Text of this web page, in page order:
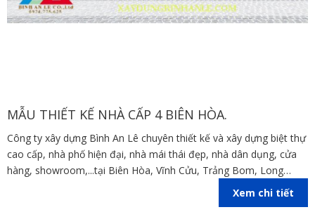
MẪU THIẾT KẾ NHÀ CẤP 4 BIÊN HÒA.
Công ty xây dựng Bình An Lê chuyên thiết kế và xây dựng biệt thự
cao cấp, nhà phố hiện đại, nhà mái thái đẹp, nhà dân dụng, cửa
hàng, showroom,...tại Biên Hòa, Vĩnh Cửu, Trảng Bom, Long
Thành,Nhơn Trạch , Định Quán, Cẩm Mỹ, Tân Phú, Xuân Lộc ,
Xem chi tiết